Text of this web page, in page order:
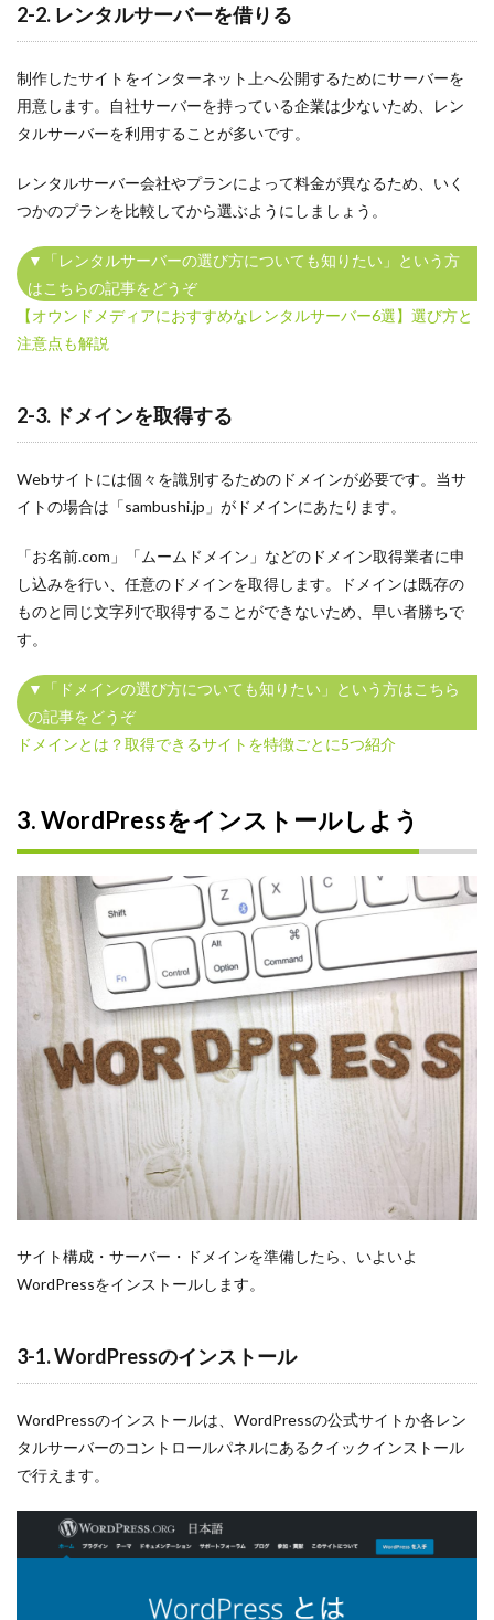
2-2. レンタルサーバーを借りる
制作したサイトをインターネット上へ公開するためにサーバーを
用意します。自社サーバーを持っている企業は少ないため、レン
タルサーバーを利用することが多いです。
レンタルサーバー会社やプランによって料金が異なるため、いく
つかのプランを比較してから選ぶようにしましょう。
▼「レンタルサーバーの選び方についても知りたい」という方
はこちらの記事をどうぞ
【オウンドメディアにおすすめなレンタルサーバー6選】選び方と
注意点も解説
2-3. ドメインを取得する
Webサイトには個々を識別するためのドメインが必要です。当サ
イトの場合は「sambushi.jp」がドメインにあたります。
「お名前.com」「ムームドメイン」などのドメイン取得業者に申
し込みを行い、任意のドメインを取得します。ドメインは既存の
ものと同じ文字列で取得することができないため、早い者勝ちで
す。
▼「ドメインの選び方についても知りたい」という方はこちら
の記事をどうぞ
ドメインとは？取得できるサイトを特徴ごとに5つ紹介
3. WordPressをインストールしよう
サイト構成・サーバー・ドメインを準備したら、いよいよ
WordPressをインストールします。
3-1. WordPressのインストール
WordPressのインストールは、WordPressの公式サイトか各レン
タルサーバーのコントロールパネルにあるクイックインストール
で行えます。